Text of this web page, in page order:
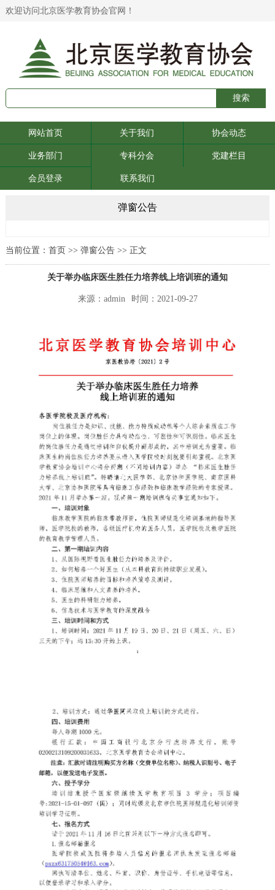
欢迎访问北京医学教育协会官网！
网站首页 关于我们 协会动态
业务部门 专科分会 党建栏目
会员登录 联系我们
弹窗公告
当前位置： 首页 >> 弹窗公告>> 正文
关于举办临床医生胜任力培养线上培训班的通知
来源：admin 时间：2021-09-27